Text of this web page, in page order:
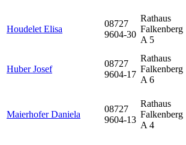
Houdelet Elisa
08727
9604-30
Rathaus
Falkenberg
A 5
Huber Josef
08727
9604-17
Rathaus
Falkenberg
A 6
Maierhofer Daniela
08727
9604-13
Rathaus
Falkenberg
A 4